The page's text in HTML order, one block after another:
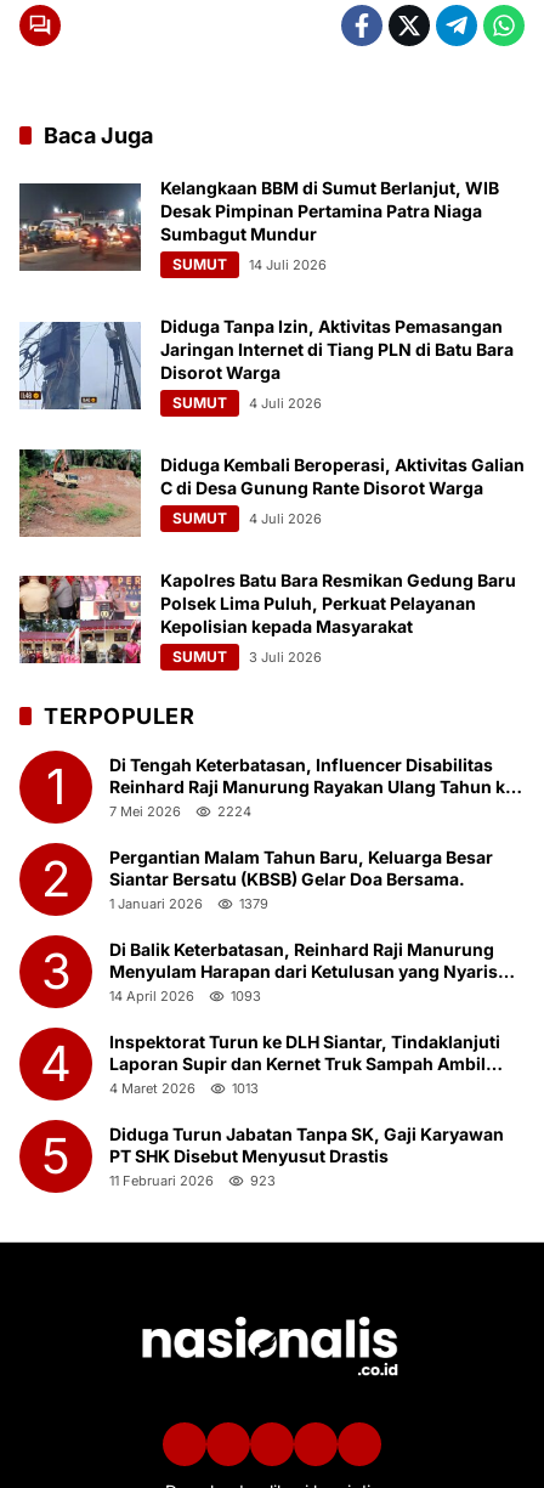
Baca Juga
Kelangkaan BBM di Sumut Berlanjut, WIB
Desak Pimpinan Pertamina Patra Niaga
Sumbagut Mundur
SUMUT 14 Juli 2026
Diduga Tanpa Izin, Aktivitas Pemasangan
Jaringan Internet di Tiang PLN di Batu Bara
Disorot Warga
SUMUT 4 Juli 2026
Diduga Kembali Beroperasi, Aktivitas Galian
C di Desa Gunung Rante Disorot Warga
SUMUT 4 Juli 2026
Kapolres Batu Bara Resmikan Gedung Baru
Polsek Lima Puluh, Perkuat Pelayanan
Kepolisian kepada Masyarakat
SUMUT 3 Juli 2026
TERPOPULER
1
Di Tengah Keterbatasan, Influencer Disabilitas
Reinhard Raji Manurung Rayakan Ulang Tahun ke-
23 Bersama Anak Panti Asuhan
7 Mei 2026 2224
2
Pergantian Malam Tahun Baru, Keluarga Besar
Siantar Bersatu (KBSB) Gelar Doa Bersama.
1 Januari 2026 1379
3
Di Balik Keterbatasan, Reinhard Raji Manurung
Menyulam Harapan dari Ketulusan yang Nyaris
Terlupakan
14 April 2026 1093
4
Inspektorat Turun ke DLH Siantar, Tindaklanjuti
Laporan Supir dan Kernet Truk Sampah Ambil
Botot Saat Jam Kerja
4 Maret 2026 1013
5
Diduga Turun Jabatan Tanpa SK, Gaji Karyawan
PT SHK Disebut Menyusut Drastis
11 Februari 2026 923